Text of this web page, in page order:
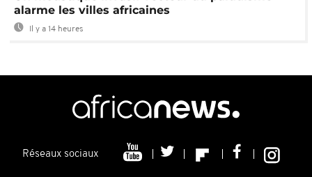
alarme les villes africaines
Il y a 14 heures
Réseaux sociaux